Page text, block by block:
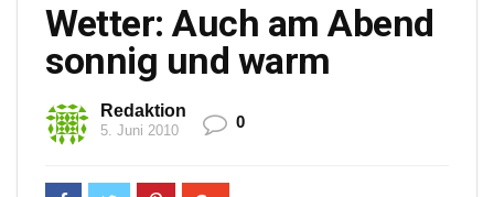
Wetter: Auch am Abend
sonnig und warm
Redaktion
5. Juni 2010 0